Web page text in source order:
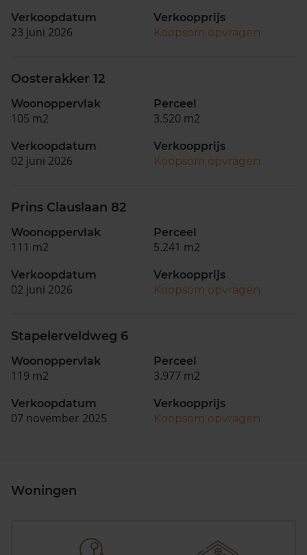
Verkoopdatum
23 juni 2026
Verkoopprijs
Koopsom opvragen
Oosterakker 12
Woonoppervlak
105 m2
Perceel
3.520 m2
Verkoopdatum
02 juni 2026
Verkoopprijs
Koopsom opvragen
Prins Clauslaan 82
Woonoppervlak
111 m2
Perceel
5.241 m2
Verkoopdatum
02 juni 2026
Verkoopprijs
Koopsom opvragen
Stapelerveldweg 6
Woonoppervlak
119 m2
Perceel
3.977 m2
Verkoopdatum
07 november 2025
Verkoopprijs
Koopsom opvragen
Woningen